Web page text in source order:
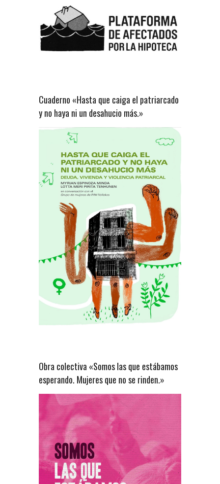
Cuaderno «Hasta que caiga el patriarcado
y no haya ni un desahucio más.»
Obra colectiva «Somos las que estábamos
esperando. Mujeres que no se rinden.»